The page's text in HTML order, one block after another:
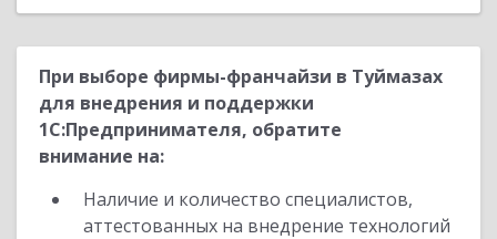
При выборе фирмы-франчайзи в Туймазах
для внедрения и поддержки
1С:Предпринимателя, обратите
внимание на:
Наличие и количество специалистов,
аттестованных на внедрение технологий